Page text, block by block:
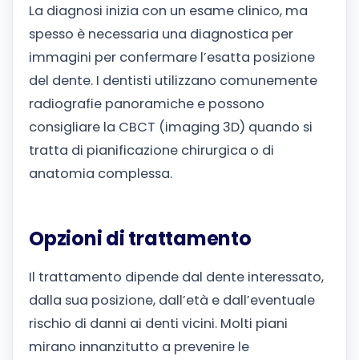
La diagnosi inizia con un esame clinico, ma
spesso è necessaria una diagnostica per
immagini per confermare l’esatta posizione
del dente. I dentisti utilizzano comunemente
radiografie panoramiche e possono
consigliare la CBCT (imaging 3D) quando si
tratta di pianificazione chirurgica o di
anatomia complessa.
Opzioni di trattamento
Il trattamento dipende dal dente interessato,
dalla sua posizione, dall’età e dall’eventuale
rischio di danni ai denti vicini. Molti piani
mirano innanzitutto a prevenire le